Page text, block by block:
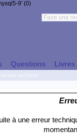
9' (0)
Questions Livres
à une erreur